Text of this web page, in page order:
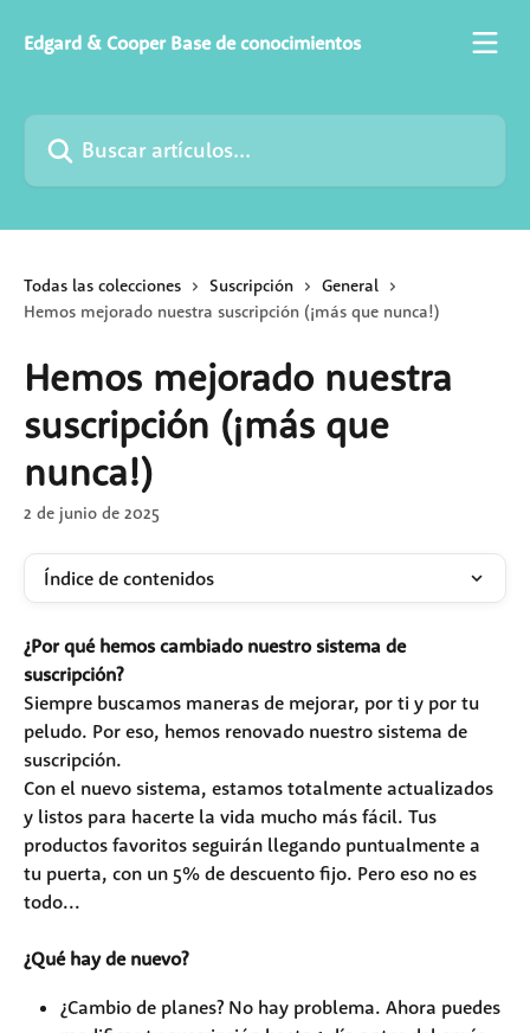
Edgard & Cooper Base de conocimientos
Buscar artículos...
Todas las colecciones Suscripción
General
Hemos mejorado nuestra suscripción (¡más que nunca!)
Hemos mejorado nuestra
suscripción (¡más que
nunca!)
2 de junio de 2025
Índice de contenidos
¿Por qué hemos cambiado nuestro sistema de
suscripción?
Siempre buscamos maneras de mejorar, por ti y por tu
peludo. Por eso, hemos renovado nuestro sistema de
suscripción.
Con el nuevo sistema, estamos totalmente actualizados
y listos para hacerte la vida mucho más fácil. Tus
productos favoritos seguirán llegando puntualmente a
tu puerta, con un 5% de descuento fijo. Pero eso no es
todo...
¿Qué hay de nuevo?
¿Cambio de planes? No hay problema. Ahora puedes